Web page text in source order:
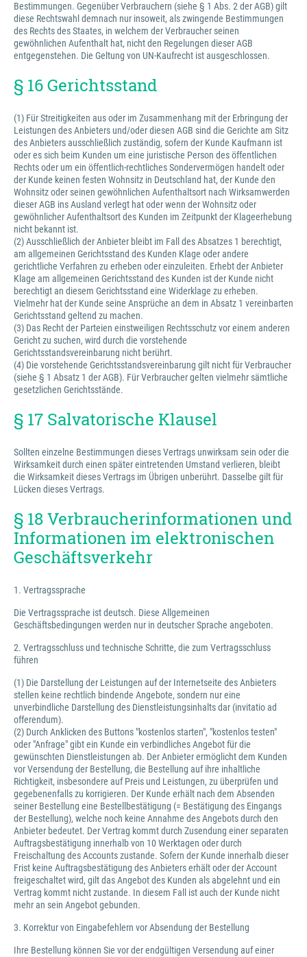
Bestimmungen. Gegenüber Verbrauchern (siehe § 1 Abs. 2 der AGB) gilt
diese Rechtswahl demnach nur insoweit, als zwingende Bestimmungen
des Rechts des Staates, in welchem der Verbraucher seinen
gewöhnlichen Aufenthalt hat, nicht den Regelungen dieser AGB
entgegenstehen. Die Geltung von UN-Kaufrecht ist ausgeschlossen.
§ 16 Gerichtsstand
(1) Für Streitigkeiten aus oder im Zusammenhang mit der Erbringung der
Leistungen des Anbieters und/oder diesen AGB sind die Gerichte am Sitz
des Anbieters ausschließlich zuständig, sofern der Kunde Kaufmann ist
oder es sich beim Kunden um eine juristische Person des öffentlichen
Rechts oder um ein öffentlich-rechtliches Sondervermögen handelt oder
der Kunde keinen festen Wohnsitz in Deutschland hat, der Kunde den
Wohnsitz oder seinen gewöhnlichen Aufenthaltsort nach Wirksamwerden
dieser AGB ins Ausland verlegt hat oder wenn der Wohnsitz oder
gewöhnlicher Aufenthaltsort des Kunden im Zeitpunkt der Klageerhebung
nicht bekannt ist.
(2) Ausschließlich der Anbieter bleibt im Fall des Absatzes 1 berechtigt,
am allgemeinen Gerichtsstand des Kunden Klage oder andere
gerichtliche Verfahren zu erheben oder einzuleiten. Erhebt der Anbieter
Klage am allgemeinen Gerichtsstand des Kunden ist der Kunde nicht
berechtigt an diesem Gerichtsstand eine Widerklage zu erheben.
Vielmehr hat der Kunde seine Ansprüche an dem in Absatz 1 vereinbarten
Gerichtsstand geltend zu machen.
(3) Das Recht der Parteien einstweiligen Rechtsschutz vor einem anderen
Gericht zu suchen, wird durch die vorstehende
Gerichtsstandsvereinbarung nicht berührt.
(4) Die vorstehende Gerichtsstandsvereinbarung gilt nicht für Verbraucher
(siehe § 1 Absatz 1 der AGB). Für Verbraucher gelten vielmehr sämtliche
gesetzlichen Gerichtsstände.
§ 17 Salvatorische Klausel
Sollten einzelne Bestimmungen dieses Vertrags unwirksam sein oder die
Wirksamkeit durch einen später eintretenden Umstand verlieren, bleibt
die Wirksamkeit dieses Vertrags im Übrigen unberührt. Dasselbe gilt für
Lücken dieses Vertrags.
§ 18 Verbraucherinformationen und
Informationen im elektronischen
Geschäftsverkehr
1. Vertragssprache
Die Vertragssprache ist deutsch. Diese Allgemeinen
Geschäftsbedingungen werden nur in deutscher Sprache angeboten.
2. Vertragsschluss und technische Schritte, die zum Vertragsschluss
führen
(1) Die Darstellung der Leistungen auf der Internetseite des Anbieters
stellen keine rechtlich bindende Angebote, sondern nur eine
unverbindliche Darstellung des Dienstleistungsinhalts dar (invitatio ad
offerendum).
(2) Durch Anklicken des Buttons "kostenlos starten", "kostenlos testen"
oder "Anfrage" gibt ein Kunde ein verbindliches Angebot für die
gewünschten Dienstleistungen ab. Der Anbieter ermöglicht dem Kunden
vor Versendung der Bestellung, die Bestellung auf ihre inhaltliche
Richtigkeit, insbesondere auf Preis und Leistungen, zu überprüfen und
gegebenenfalls zu korrigieren. Der Kunde erhält nach dem Absenden
seiner Bestellung eine Bestellbestätigung (= Bestätigung des Eingangs
der Bestellung), welche noch keine Annahme des Angebots durch den
Anbieter bedeutet. Der Vertrag kommt durch Zusendung einer separaten
Auftragsbestätigung innerhalb von 10 Werktagen oder durch
Freischaltung des Accounts zustande. Sofern der Kunde innerhalb dieser
Frist keine Auftragsbestätigung des Anbieters erhält oder der Account
freigeschaltet wird, gilt das Angebot des Kunden als abgelehnt und ein
Vertrag kommt nicht zustande. In diesem Fall ist auch der Kunde nicht
mehr an sein Angebot gebunden.
3. Korrektur von Eingabefehlern vor Absendung der Bestellung
Ihre Bestellung können Sie vor der endgültigen Versendung auf einer